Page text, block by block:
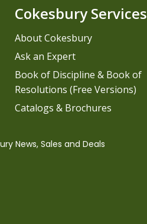
Cokesbury Services
About Cokesbury
Ask an Expert
Book of Discipline & Book of
Resolutions (Free Versions)
Catalogs & Brochures